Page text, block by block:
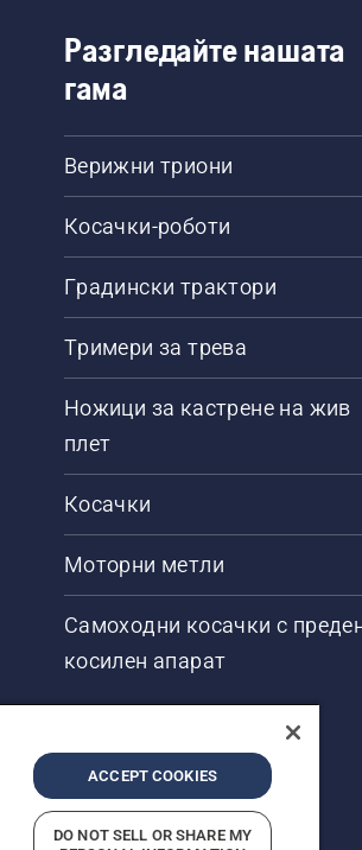
Разгледайте нашата
гама
Верижни триони
Косачки-роботи
Градински трактори
Тримери за трева
Ножици за кастрене на жив
плет
Косачки
Моторни метли
Самоходни косачки с
косилен апарат
ACCEPT COOKIES
DO NOT SELL OR SHARE MY